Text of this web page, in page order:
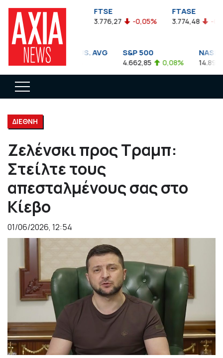
FTSEA
899,47 -0,04%
FTSE
3.776,27 -0,05%
FTASE
3.774,48 -0,10%
DOW JONES INDUS. AVG
35.911,81 -0,56%
S&P 500
4.662,85 0,08% 14.893,75
ΔΙΕΘΝΗ
Ζελένσκι προς Τραμπ:
Στείλτε τους
απεσταλμένους σας στο
Κίεβο
01/06/2026, 12:54